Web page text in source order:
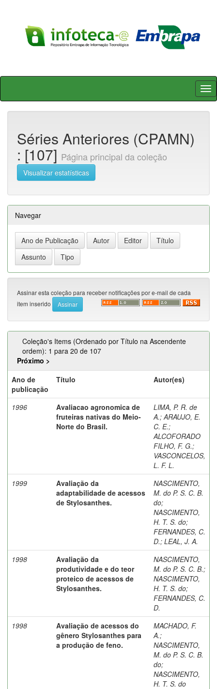
Skip
Séries Anteriores (CPAMN)
: [107] Página principal da coleção
Visualizar estatísticas
Navegar
Assinar esta coleção para receber notificações por e-mail de cada
item inserido
Coleção's Items (Ordenado por Título na Ascendente
ordem): 1 para 20 de 107
Próximo >
Ano de
publicação
Título Autor(es)
1996
Avaliacao agronomica de
fruteiras nativas do Meio-
Norte do Brasil.
LIMA, P. R. de
A.; ARAUJO, E.
C. E.;
ALCOFORADO
FILHO, F. G.;
VASCONCELOS,
L. F. L.
1999
Avaliação da
adaptabilidade de acessos
de Stylosanthes.
NASCIMENTO,
M. do P. S. C. B.
do;
NASCIMENTO,
H. T. S. do;
FERNANDES, C.
D.; LEAL, J. A.
1998
Avaliação da
produtividade e do teor
proteico de acessos de
Stylosanthes.
NASCIMENTO,
M. do P. S. C. B.;
NASCIMENTO,
H. T. S. do;
FERNANDES, C.
D.
1998
Avaliação de acessos do
gênero Stylosanthes para
a produção de feno.
MACHADO, F.
A.;
NASCIMENTO,
M. do P. S. C. B.
do;
NASCIMENTO,
H. T. S. do